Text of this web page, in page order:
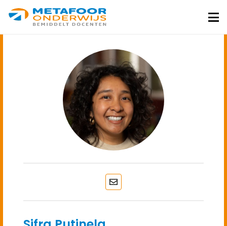
Metafoor
Onderwijs
Mail